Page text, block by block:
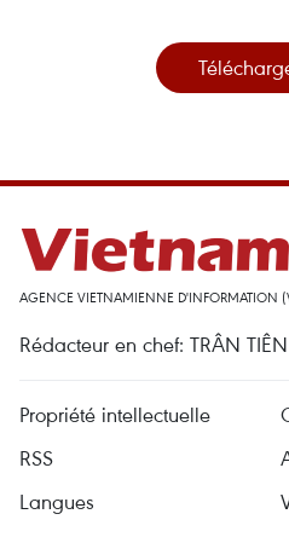
AGENCE VIETNAMIENNE D'INFORMATION
Rédacteur en chef: TRÂN
Propriété intellectuelle
RSS
Langues